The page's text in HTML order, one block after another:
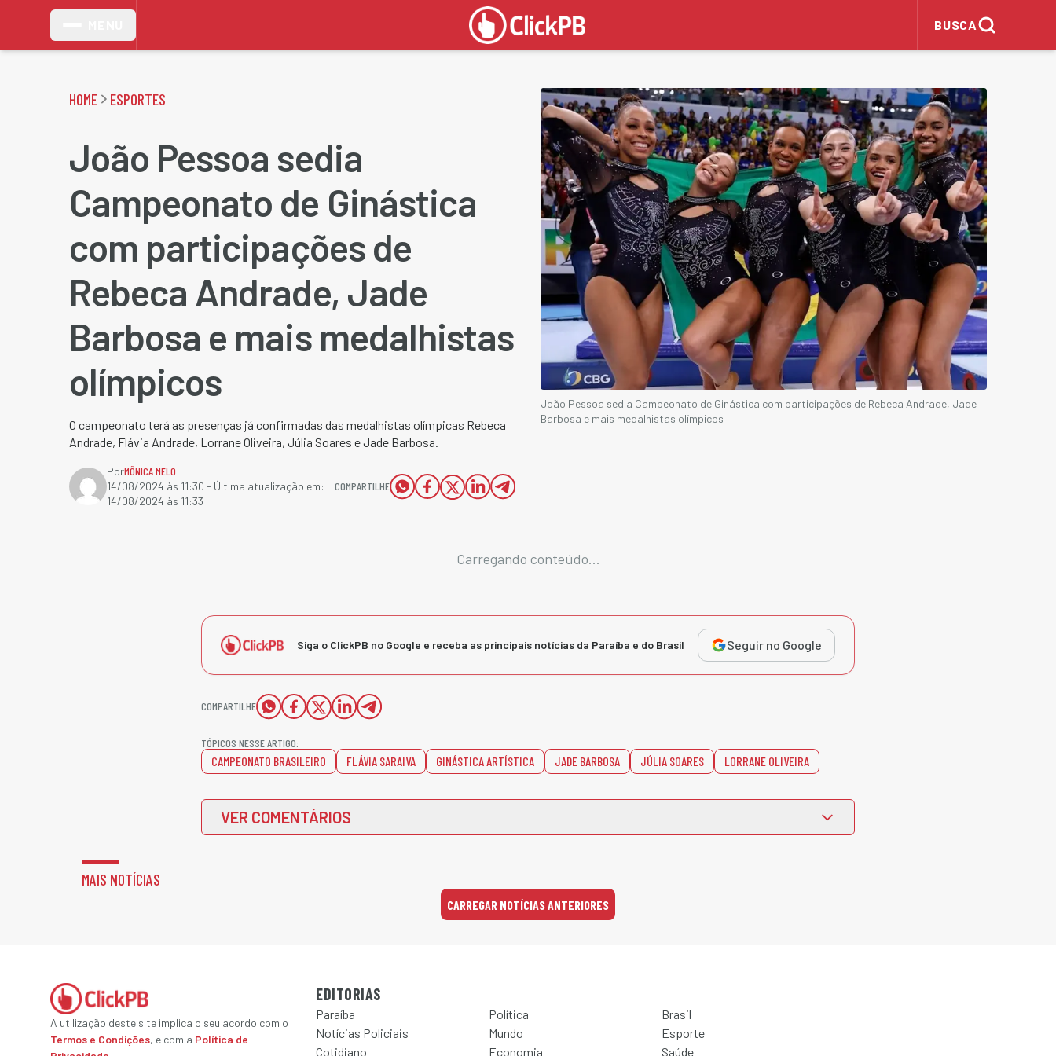
BUSCA
HOME ESPORTES
João Pessoa sedia
Campeonato de Ginástica
com participações de
Rebeca Andrade, Jade
Barbosa e mais medalhistas
olímpicos
O campeonato terá as presenças já confirmadas das medalhistas olímpicas Rebeca
Andrade, Flávia Andrade, Lorrane Oliveira, Júlia Soares e Jade Barbosa.
PorMÔNICA MELO
14/08/2024 às 11:30 - Última atualização em:
14/08/2024 às 11:33
COMPARTILHE
João Pessoa sedia Campeonato de Ginástica com participações de Rebeca Andrade, Jade
Barbosa e mais medalhistas olímpicos
Carregando conteúdo...
Siga o ClickPB no Google e receba as principais notícias da Paraíba e do Brasil Seguir no Google
COMPARTILHE
TÓPICOS NESSE ARTIGO:
CAMPEONATO BRASILEIRO FLÁVIA SARAIVA GINÁSTICA ARTÍSTICA JADE BARBOSA JÚLIA SOARES LORRANE OLIVEIRA
VER COMENTÁRIOS
MAIS NOTÍCIAS
CARREGAR NOTÍCIAS ANTERIORES
A utilização deste site implica o seu acordo com o
Termos e Condições, e com a Política de
EDITORIAS
Paraíba Política
Brasil
Notícias Policiais
Mundo
Esporte
Cotidiano
Economia Saúde